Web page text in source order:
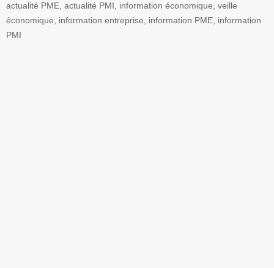
actualité PME, actualité PMI, information économique, veille
économique, information entreprise, information PME, information
PMI